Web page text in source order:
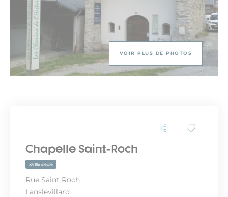
VOIR PLUS DE PHOTOS
Chapelle Saint-Roch
XVIIIe siècle
Rue Saint Roch
Lanslevillard